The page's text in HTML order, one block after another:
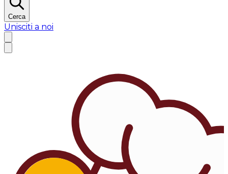
Cerca
Unisciti a noi